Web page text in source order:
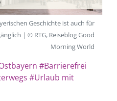
Geschichte ist auch für
| © RTG, Reiseblog Good
Morning World
#Barrierefrei
#Urlaub mit